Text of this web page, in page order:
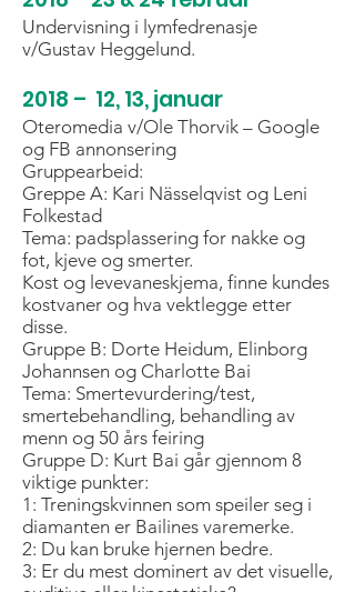
Undervisning i lymfedrenasje
v/Gustav Heggelund.
2018 – 12, 13, januar
Oteromedia v/Ole Thorvik – Google
og FB annonsering
Gruppearbeid:
Greppe A: Kari Nässelqvist og Leni
Folkestad
Tema: padsplassering for nakke og
fot, kjeve og smerter.
Kost og levevaneskjema, finne kundes
kostvaner og hva vektlegge etter
disse.
Gruppe B: Dorte Heidum, Elinborg
Johannsen og Charlotte Bai
Tema: Smertevurdering/test,
smertebehandling, behandling av
menn og 50 års feiring
Gruppe D: Kurt Bai går gjennom 8
viktige punkter:
1: Treningskvinnen som speiler seg i
diamanten er Bailines varemerke.
2: Du kan bruke hjernen bedre.
3: Er du mest dominert av det visuelle,